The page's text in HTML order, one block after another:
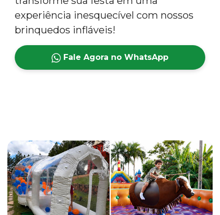
experiência inesquecível com nossos
brinquedos infláveis!
Fale Agora no WhatsApp